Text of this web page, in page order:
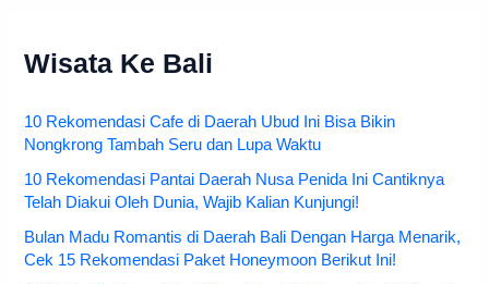
Wisata Ke Bali
10 Rekomendasi Cafe di Daerah Ubud Ini Bisa Bikin
Nongkrong Tambah Seru dan Lupa Waktu
10 Rekomendasi Pantai Daerah Nusa Penida Ini Cantiknya
Telah Diakui Oleh Dunia, Wajib Kalian Kunjungi!
Bulan Madu Romantis di Daerah Bali Dengan Harga Menarik,
Cek 15 Rekomendasi Paket Honeymoon Berikut Ini!